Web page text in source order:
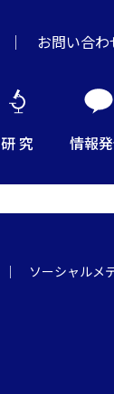
研 究 情報
お問い合わ
ソーシャルメ